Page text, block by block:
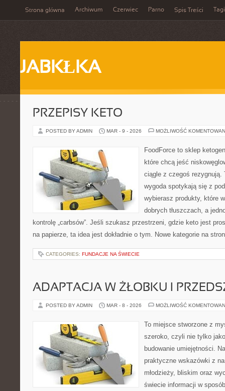
Strona główna Archiwum Czerwiec Parno Spis Treści Tagi
JABKŁKA
PRZEPISY KETO
POSTED BY ADMIN MAR - 9 - 2026 MOŻLIWOŚĆ
FoodForce to sklep
które chcą jeść
ciągle z czegoś rezygnują.
wygoda spotykają się z
wybierasz produkty, które
dobrych tłuszczach, a
kontrolę „carbsów”. Jeśli szukasz przestrzeni, gdzie keto jest
na papierze, ta idea jest dokładnie o tym. Nowe kategorie na
CATEGORIES: FUNDACJE NA ŚWIECIE
ADAPTACJA W ŻŁOBKU I
POSTED BY ADMIN MAR - 8 - 2026 MOŻLIWOŚĆ
To miejsce stworzone z
szeroko, czyli nie tylko
budowanie umiejętności.
praktyczne wskazówki z
młodzieży, bliskim oraz
świecie informacji w